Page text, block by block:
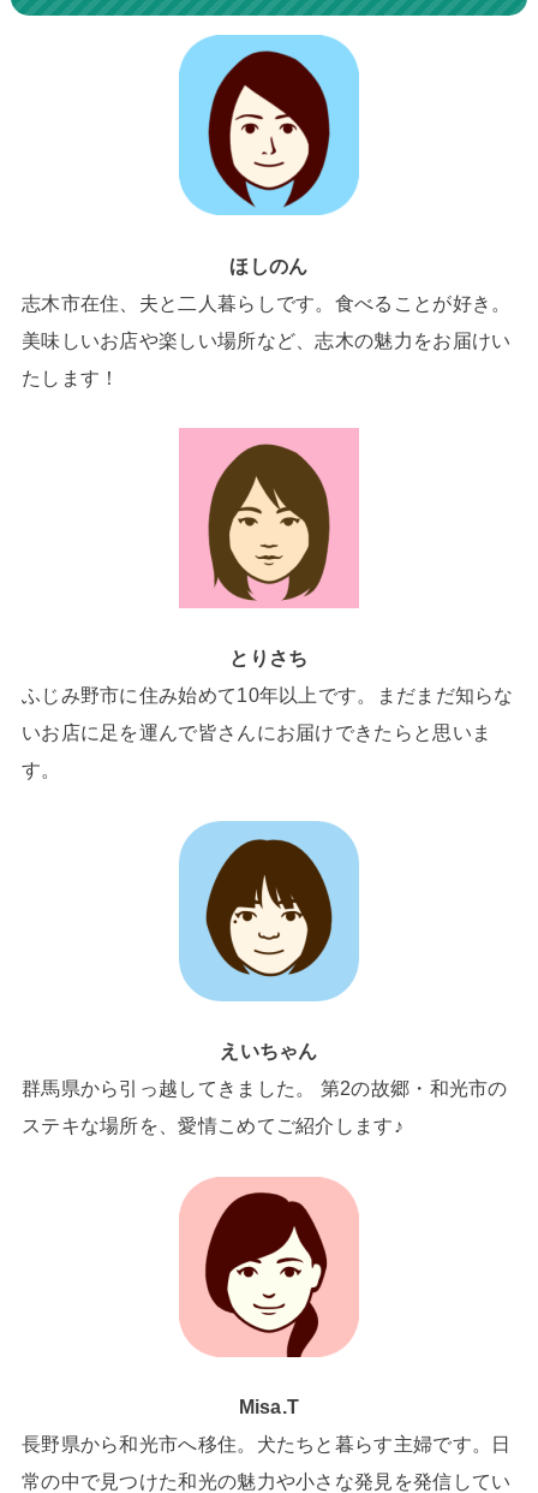
ほしのん
志木市在住、夫と二人暮らしです。食べることが好き。
美味しいお店や楽しい場所など、志木の魅力をお届けい
たします！
とりさち
ふじみ野市に住み始めて10年以上です。まだまだ知らな
いお店に足を運んで皆さんにお届けできたらと思いま
す。
えいちゃん
群馬県から引っ越してきました。 第2の故郷・和光市の
ステキな場所を、愛情こめてご紹介します♪
Misa.T
長野県から和光市へ移住。犬たちと暮らす主婦です。日
常の中で見つけた和光の魅力や小さな発見を発信してい